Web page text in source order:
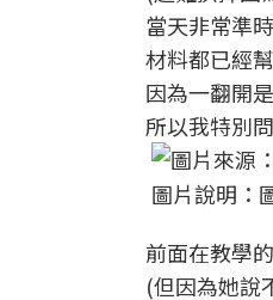
當天非常準
材料都已經
因為一翻開
所以我特別
圖片說明：
前面在教學
(但因為她說